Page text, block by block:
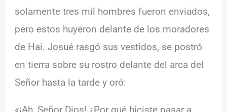
solamente tres mil hombres fueron enviados,
pero estos huyeron delante de los moradores
de Hai. Josué rasgó sus vestidos, se postró
en tierra sobre su rostro delante del arca del
Señor hasta la tarde y oró:
«¡Ah, Señor Dios! ¿Por qué hiciste pasar a